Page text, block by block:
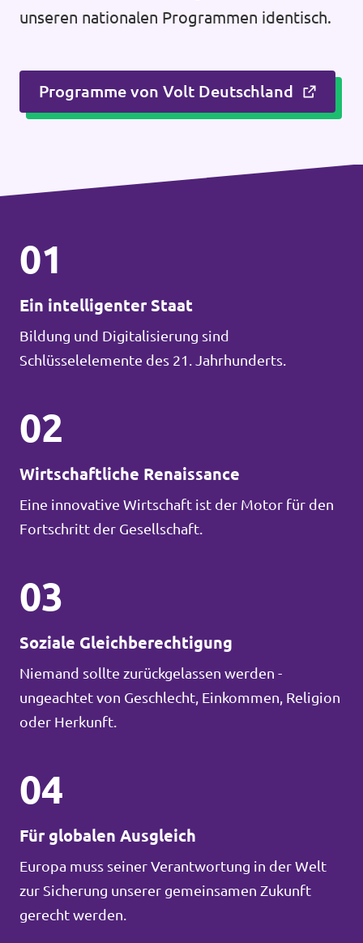
unseren nationalen Programmen identisch.
Programme von Volt Deutschland
01
Ein intelligenter Staat
Bildung und Digitalisierung sind
Schlüsselelemente des 21. Jahrhunderts.
02
Wirtschaftliche Renaissance
Eine innovative Wirtschaft ist der Motor für den
Fortschritt der Gesellschaft.
03
Soziale Gleichberechtigung
Niemand sollte zurückgelassen werden -
ungeachtet von Geschlecht, Einkommen, Religion
oder Herkunft.
04
Für globalen Ausgleich
Europa muss seiner Verantwortung in der Welt
zur Sicherung unserer gemeinsamen Zukunft
gerecht werden.